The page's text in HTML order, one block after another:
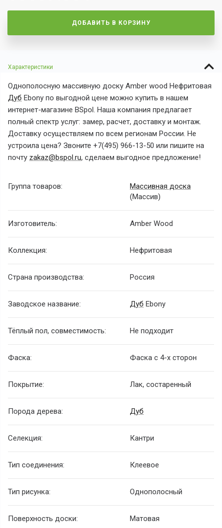
ДОБАВИТЬ В КОРЗИНУ
Характеристики
Однополосную массивную доску Amber wood Нефритовая
Дуб Ebony по выгодной цене можно купить в нашем
интернет-магазине BSpol. Наша компания предлагает
полный спектр услуг: замер, расчет, доставку и монтаж.
Доставку осуществляем по всем регионам России. Не
устроила цена? Звоните +7(495) 966-13-50 или пишите на
почту zakaz@bspol.ru, сделаем выгодное предложение!
Группа товаров:
Массивная доска
(Массив)
Изготовитель: Amber Wood
Коллекция: Нефритовая
Страна производства: Россия
Заводское название: Дуб Ebony
Тёплый пол, совместимость: Не подходит
Фаска: Фаска с 4-х сторон
Покрытие: Лак, состаренный
Порода дерева: Дуб
Селекция: Кантри
Тип соединения: Клеевое
Тип рисунка: Однополосный
Поверхность доски: Матовая